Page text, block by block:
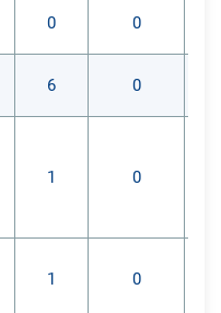
0 0
6 0
1 0
1 0